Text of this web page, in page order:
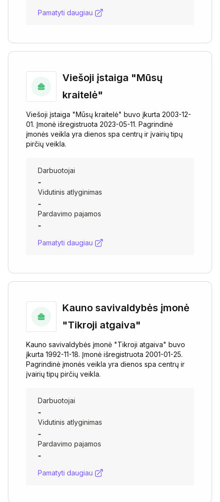
Pamatyti daugiau
Viešoji įstaiga "Mūsų
kraitelė"
Viešoji įstaiga "Mūsų kraitelė" buvo įkurta 2003-12-
01. Įmonė išregistruota 2023-05-11. Pagrindinė
įmonės veikla yra dienos spa centrų ir įvairių tipų
pirčių veikla.
Darbuotojai
-
Vidutinis atlyginimas
-
Pardavimo pajamos
-
Pamatyti daugiau
Kauno savivaldybės įmonė
"Tikroji atgaiva"
Kauno savivaldybės įmonė "Tikroji atgaiva" buvo
įkurta 1992-11-18. Įmonė išregistruota 2001-01-25.
Pagrindinė įmonės veikla yra dienos spa centrų ir
įvairių tipų pirčių veikla.
Darbuotojai
-
Vidutinis atlyginimas
-
Pardavimo pajamos
-
Pamatyti daugiau